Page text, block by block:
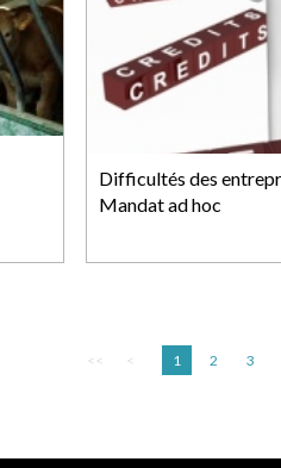
Difficultés des
Mandat ad hoc
<< < 1 2 3